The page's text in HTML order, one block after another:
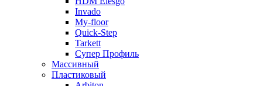
Invado
My-floor
Quick-Step
Tarkett
Супер Профиль
Массивный
Пластиковый